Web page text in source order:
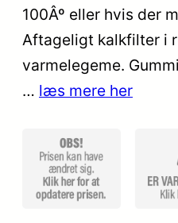
kundebed
ømmels
er
100Âº eller hvis der
Aftageligt kalkfilter i
varmelegeme.
… læs mere her